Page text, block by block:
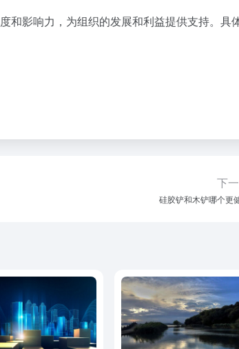
和影响力，为组织的发展和利益提供支持。具
下
硅胶铲和木铲哪个更